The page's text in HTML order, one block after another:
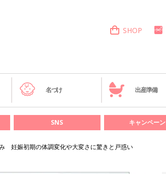
SHOP
名づけ 出産準備
SNS キャンペーン
妊娠初期の体調変化や大変さに驚きと戸惑い